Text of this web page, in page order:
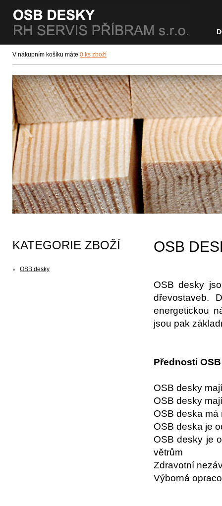
V nákupním košíku máte 0 ks zboží
KATEGORIE ZBOŽÍ
OSB desky
OSB
OSB desky
dřevostaveb.
energetickou
jsou pak
Přednosti
OSB desky
OSB desky
OSB deska
OSB deska je
OSB desky je
větrům
Zdravotní
Výborná